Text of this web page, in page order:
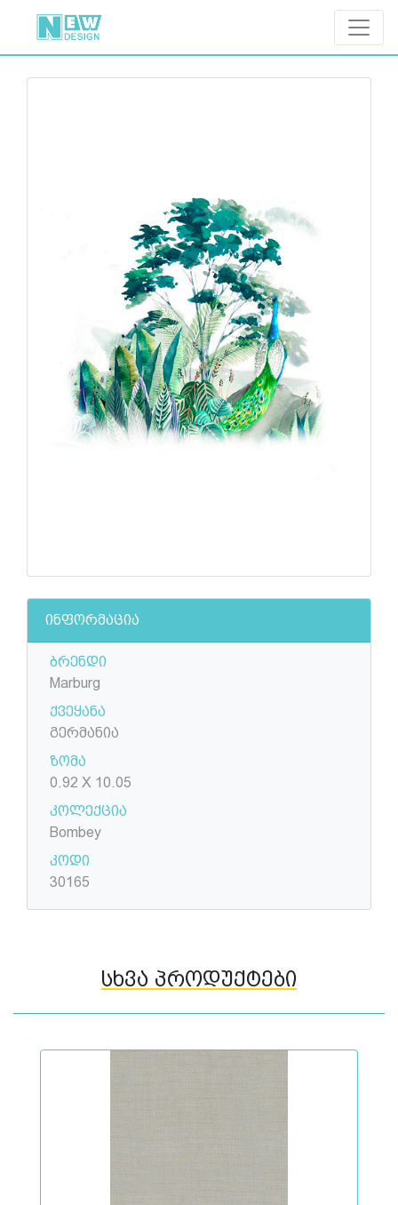
ინფორმაცია
ბრენდი
Marburg
ქვეყანა
გერმანია
ზომა
0.92 X 10.05
კოლექცია
Bombey
კოდი
30165
სხვა პროდუქტები